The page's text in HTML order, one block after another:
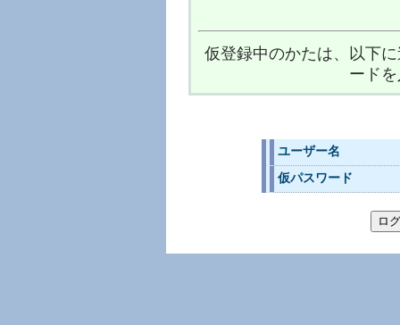
仮登録中のかたは、以下
ード
ユーザー名
仮パスワード